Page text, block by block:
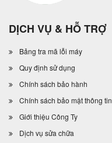
DỊCH VỤ & HỖ TRỢ
Bảng tra mã lỗi máy
Quy định sử dụng
Chính sách bảo hành
Chính sách bảo mật thông tin
Giới thiệu Công Ty
Dịch vụ sửa chữa